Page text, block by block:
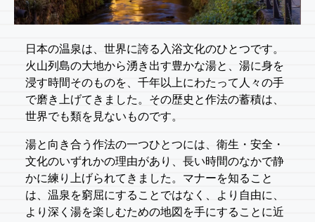
日本の温泉は、世界に誇る入浴文化のひとつです。
火山列島の大地から湧き出す豊かな湯と、湯に身を
浸す時間そのものを、千年以上にわたって人々の手
で磨き上げてきました。その歴史と作法の蓄積は、
世界でも類を見ないものです。
湯と向き合う作法の一つひとつには、衛生・安全・
文化のいずれかの理由があり、長い時間のなかで静
かに練り上げられてきました。マナーを知ること
は、温泉を窮屈にすることではなく、より自由に、
より深く湯を楽しむための地図を手にすることに近